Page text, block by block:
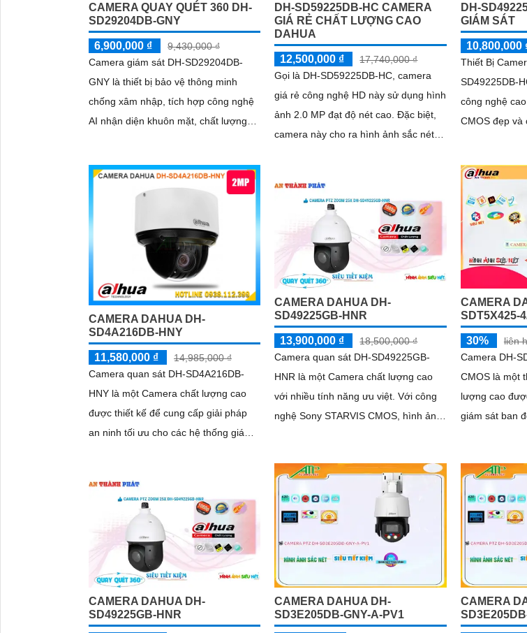
CAMERA QUAY QUÉT 360 DH-
SD29204DB-GNY
6,900,000 ₫
9,430,000 ₫
Camera giám sát DH-SD29204DB-
GNY là thiết bị bảo vệ thông minh
chống xâm nhập, tích hợp công nghệ
AI nhận diện khuôn mặt, chất lượng
DH-SD59225DB-HC CAMERA
GIÁ RẺ CHẤT LƯỢNG CAO
DAHUA
12,500,000 ₫
17,740,000 ₫
Gọi là DH-SD59225DB-HC, camera
giá rẻ công nghệ HD này sử dụng hình
ảnh 2.0 MP đạt độ nét cao. Đặc biệt,
camera này cho ra hình ảnh sắc nét
DH-
GIÁM SÁT
10,800,000
Thiết Bị
SD49225DB-
công nghệ
CMOS đẹp và
ngoại lên đến
CAMERA DAHUA DH-
SD4A216DB-HNY
11,580,000 ₫
14,985,000 ₫
Camera quan sát DH-SD4A216DB-
HNY là một Camera chất lượng cao
được thiết kế để cung cấp giải pháp
an ninh tối ưu cho các hệ thống giám
CAMERA DAHUA DH-
SD49225GB-HNR
13,900,000 ₫
18,500,000 ₫
Camera quan sát DH-SD49225GB-
HNR là một Camera chất lượng cao
với nhiều tính năng ưu việt. Với công
nghệ Sony STARVIS CMOS, hình ảnh
hồng ngoại lên đến 100m
CAMERA
SDT5X425-
30%
liên
Camera DH-
CMOS là một
lượng cao
giám sát ban
CAMERA DAHUA DH-
SD49225GB-HNR
CAMERA DAHUA DH-
SD3E205DB-GNY-A-PV1
CAMERA